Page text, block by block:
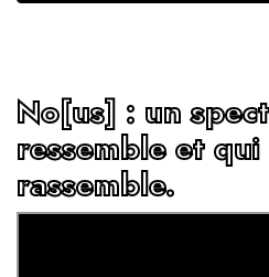
No[us] : un
ressemble et qui
rassemble.